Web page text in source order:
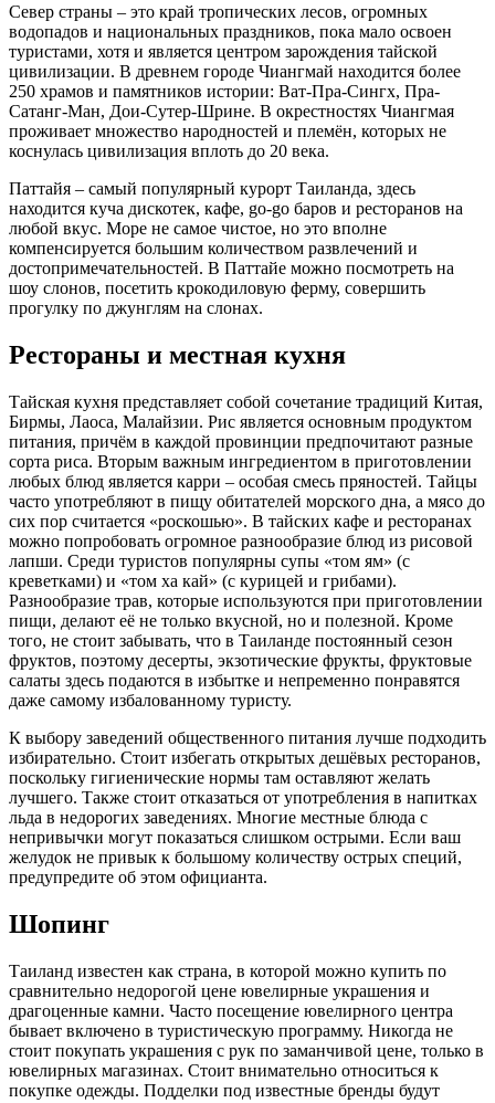
Север страны – это край тропических лесов, огромных
водопадов и национальных праздников, пока мало освоен
туристами, хотя и является центром зарождения тайской
цивилизации. В древнем городе Чиангмай находится более
250 храмов и памятников истории: Ват-Пра-Сингх, Пра-
Сатанг-Ман, Дои-Сутер-Шрине. В окрестностях Чиангмая
проживает множество народностей и племён, которых не
коснулась цивилизация вплоть до 20 века.
Паттайя – самый популярный курорт Таиланда, здесь
находится куча дискотек, кафе, go-go баров и ресторанов на
любой вкус. Море не самое чистое, но это вполне
компенсируется большим количеством развлечений и
достопримечательностей. В Паттайе можно посмотреть на
шоу слонов, посетить крокодиловую ферму, совершить
прогулку по джунглям на слонах.
Рестораны и местная кухня
Тайская кухня представляет собой сочетание традиций Китая,
Бирмы, Лаоса, Малайзии. Рис является основным продуктом
питания, причём в каждой провинции предпочитают разные
сорта риса. Вторым важным ингредиентом в приготовлении
любых блюд является карри – особая смесь пряностей. Тайцы
часто употребляют в пищу обитателей морского дна, а мясо до
сих пор считается «роскошью». В тайских кафе и ресторанах
можно попробовать огромное разнообразие блюд из рисовой
лапши. Среди туристов популярны супы «том ям» (с
креветками) и «том ха кай» (с курицей и грибами).
Разнообразие трав, которые используются при приготовлении
пищи, делают её не только вкусной, но и полезной. Кроме
того, не стоит забывать, что в Таиланде постоянный сезон
фруктов, поэтому десерты, экзотические фрукты, фруктовые
салаты здесь подаются в избытке и непременно понравятся
даже самому избалованному туристу.
К выбору заведений общественного питания лучше подходить
избирательно. Стоит избегать открытых дешёвых ресторанов,
поскольку гигиенические нормы там оставляют желать
лучшего. Также стоит отказаться от употребления в напитках
льда в недорогих заведениях. Многие местные блюда с
непривычки могут показаться слишком острыми. Если ваш
желудок не привык к большому количеству острых специй,
предупредите об этом официанта.
Шопинг
Таиланд известен как страна, в которой можно купить по
сравнительно недорогой цене ювелирные украшения и
драгоценные камни. Часто посещение ювелирного центра
бывает включено в туристическую программу. Никогда не
стоит покупать украшения с рук по заманчивой цене, только в
ювелирных магазинах. Стоит внимательно относиться к
покупке одежды. Подделки под известные бренды будут